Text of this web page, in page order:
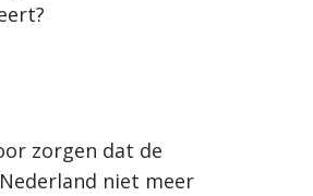
zorgen dat de
niet meer